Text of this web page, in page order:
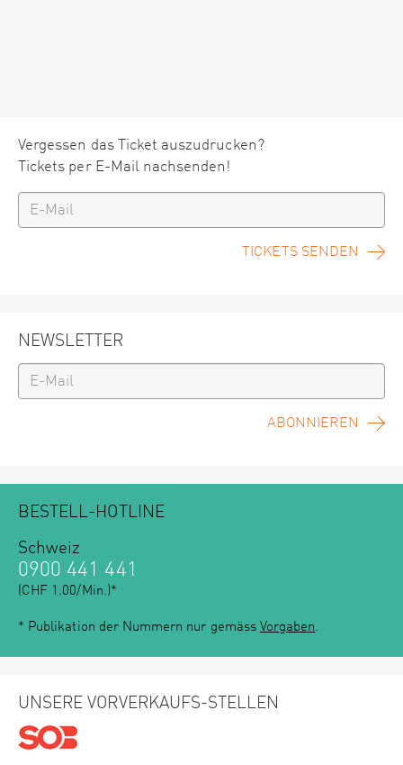
Vergessen das Ticket auszudrucken?
Tickets per E-Mail nachsenden!
TICKETS SENDEN
NEWSLETTER
ABONNIEREN
BESTELL-HOTLINE
Schweiz
0900 441 441
(CHF 1.00/Min.)*
* Publikation der Nummern nur gemäss Vorgaben.
UNSERE VORVERKAUFS-STELLEN